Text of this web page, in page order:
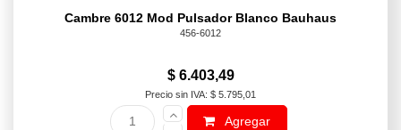
Cambre 6012 Mod Pulsador Blanco Bauhaus
456-6012
$ 6.403,49
Precio sin IVA: $ 5.795,01
Agregar